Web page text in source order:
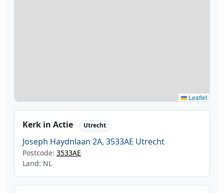
Leaflet
Kerk in Actie Utrecht
Joseph Haydnlaan 2A, 3533AE Utrecht
Postcode: 3533AE
Land: NL